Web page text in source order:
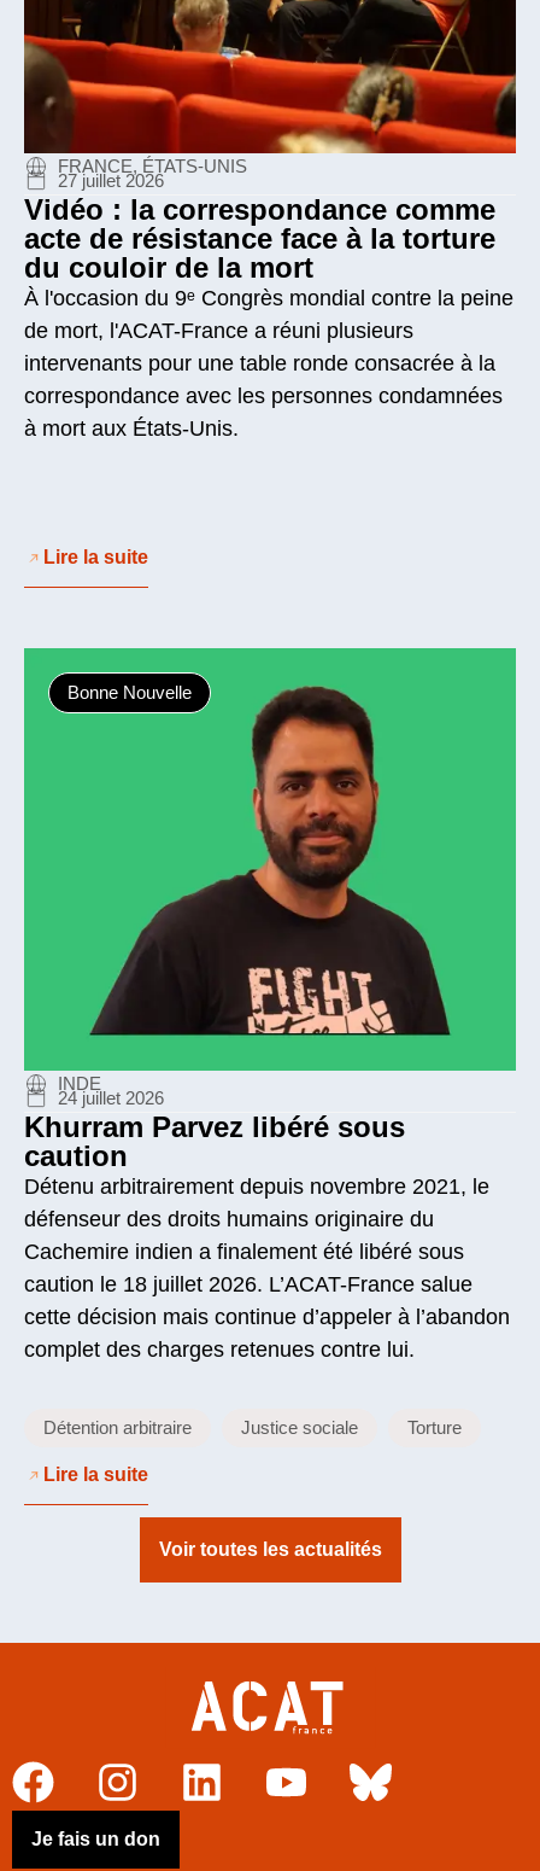
FRANCE, ÉTATS-UNIS
27 juillet 2026
Vidéo : la correspondance comme
acte de résistance face à la torture
du couloir de la mort
À l'occasion du 9ᵉ Congrès mondial contre la peine
de mort, l'ACAT-France a réuni plusieurs
intervenants pour une table ronde consacrée à la
correspondance avec les personnes condamnées
à mort aux États-Unis.
Lire la suite
Bonne Nouvelle
INDE
24 juillet 2026
Khurram Parvez libéré sous
caution
Détenu arbitrairement depuis novembre 2021, le
défenseur des droits humains originaire du
Cachemire indien a finalement été libéré sous
caution le 18 juillet 2026. L’ACAT-France salue
cette décision mais continue d’appeler à l’abandon
complet des charges retenues contre lui.
Détention arbitraire Justice sociale Torture
Lire la suite
Voir toutes les actualités
Je fais un don